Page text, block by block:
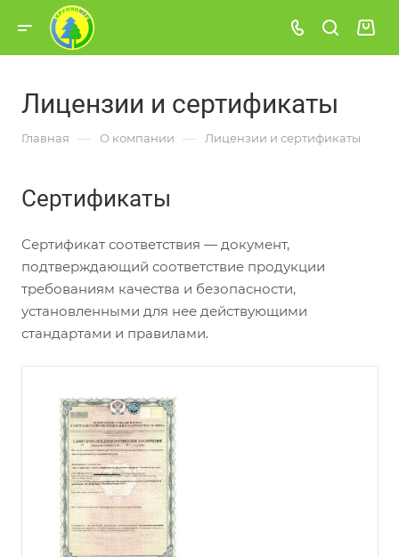
Лицензии и сертификаты
Главная — О компании — Лицензии и сертификаты
Сертификаты
Сертификат соответствия — документ,
подтверждающий соответствие продукции
требованиям качества и безопасности,
установленными для нее действующими
стандартами и правилами.